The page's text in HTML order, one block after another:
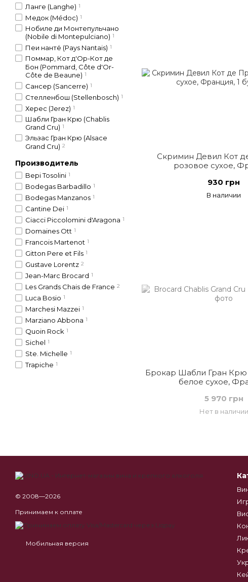
Скримин Девил Кот
розовое сухое,
930 грн
В наличии
Брокар Шабли Гран Крю
белое сухое,
5 970 грн
Нет в наличии
Ланге (Langhe) 1
Медок (Médoc) 1
Нобиле ди Монтепульчано
(Nobile di Montepulciano) 1
Пеи нанте́ (Pays Nantais) 1
Поммар, Кот д'Ор-Кот де
Бон (Pommard, Côte d'Or-
Côte de Beaune) 1
Сансер (Sancerre) 1
Стелленбош (Stellenbosch) 1
Херес (Jerez) 1
Шабли Гран Крю (Chablis
Grand Cru) 1
Эльзас Гран Крю (Alsace
Grand Cru) 2
Производитель
Bepi Tosolini 1
Bodegas Barbadillo 1
Bodegas Manzanos 1
Cantine Dei 1
Ciacci Piccolomini d'Aragona 1
Domaines Ott 1
Francois Martenot 1
Gitton Pere et Fils 1
Gustave Lorentz 2
Jean-Marc Brocard 1
Les Grands Chais de France 2
Luca Bosio 1
Marchesi Mazzei 1
Marziano Abbona 1
Quoin Rock 1
Sichel 1
Ste. Michelle 1
Trapiche 1
© 2008—2026
Принимаем к оплате
Мобильная версия